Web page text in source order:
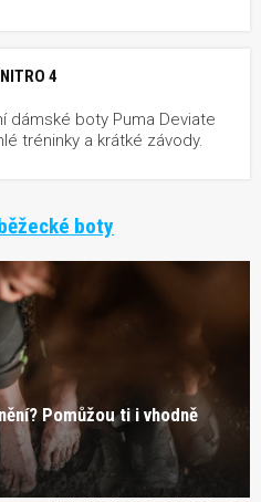
4
dámské boty Puma Deviate
tréninky a krátké závody.
boty
Pomůžou ti i vhodně